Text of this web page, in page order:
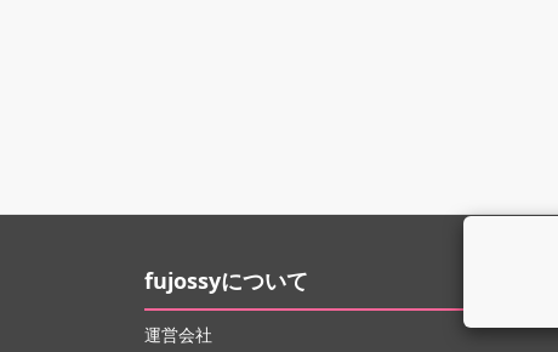
fujossyについて
運営会社